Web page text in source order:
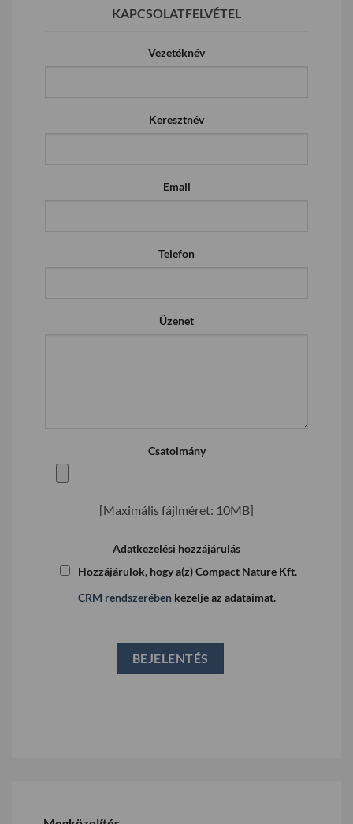
KAPCSOLATFELVÉTEL
Vezetéknév
Keresztnév
Email
Telefon
Üzenet
Csatolmány
[Maximális fájlméret: 10MB]
Adatkezelési hozzájárulás
Hozzájárulok, hogy a(z) Compact Nature Kft.
CRM rendszerében kezelje az adataimat.